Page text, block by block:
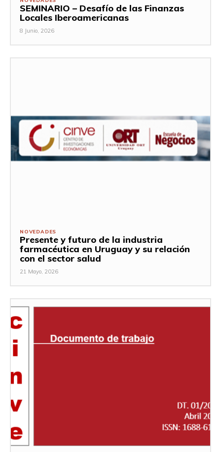
SEMINARIO – Desafío de las Finanzas
Locales Iberoamericanas
8 Junio, 2026
NOVEDADES
Presente y futuro de la industria
farmacéutica en Uruguay y su relación
con el sector salud
21 Mayo, 2026